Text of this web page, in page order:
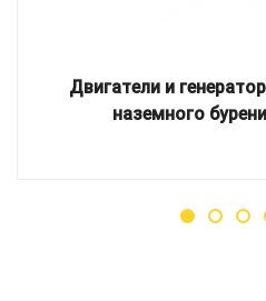
Двигатели и
наземного